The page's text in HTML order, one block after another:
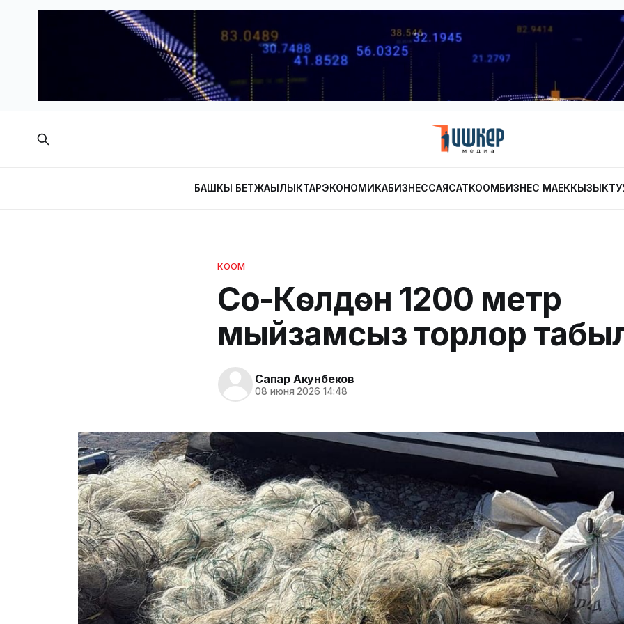
БАШКЫ БЕТЖАҢЫЛЫКТАРЭКОНОМИКАБИЗНЕССАЯСАТКООМБИЗНЕС МАЕК
КООМ
Соң-Көлдөн 1200 метр
мыйзамсыз торлор
Сапар Акунбеков
08 июня 2026 14:48